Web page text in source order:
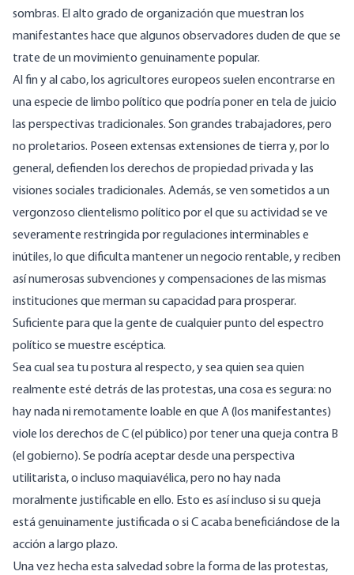
sombras. El alto grado de organización que muestran los
manifestantes hace que algunos observadores duden de que se
trate de un movimiento genuinamente popular.
Al fin y al cabo, los agricultores europeos suelen encontrarse en
una especie de limbo político que podría poner en tela de juicio
las perspectivas tradicionales. Son grandes trabajadores, pero
no proletarios. Poseen extensas extensiones de tierra y, por lo
general, defienden los derechos de propiedad privada y las
visiones sociales tradicionales. Además, se ven sometidos a un
vergonzoso clientelismo político por el que su actividad se ve
severamente restringida por regulaciones interminables e
inútiles, lo que dificulta mantener un negocio rentable, y reciben
así numerosas subvenciones y compensaciones de las mismas
instituciones que merman su capacidad para prosperar.
Suficiente para que la gente de cualquier punto del espectro
político se muestre escéptica.
Sea cual sea tu postura al respecto, y sea quien sea quien
realmente esté detrás de las protestas, una cosa es segura: no
hay nada ni remotamente loable en que A (los manifestantes)
viole los derechos de C (el público) por tener una queja contra B
(el gobierno). Se podría aceptar desde una perspectiva
utilitarista, o incluso maquiavélica, pero no hay nada
moralmente justificable en ello. Esto es así incluso si su queja
está genuinamente justificada o si C acaba beneficiándose de la
acción a largo plazo.
Una vez hecha esta salvedad sobre la forma de las protestas,